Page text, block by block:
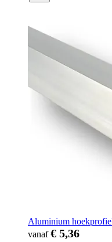
Aluminium
vanaf€ 5,36